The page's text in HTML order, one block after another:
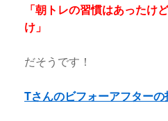
「朝トレの習慣はあったけ
け」
だそうです！
Tさんのビフォーアフターの